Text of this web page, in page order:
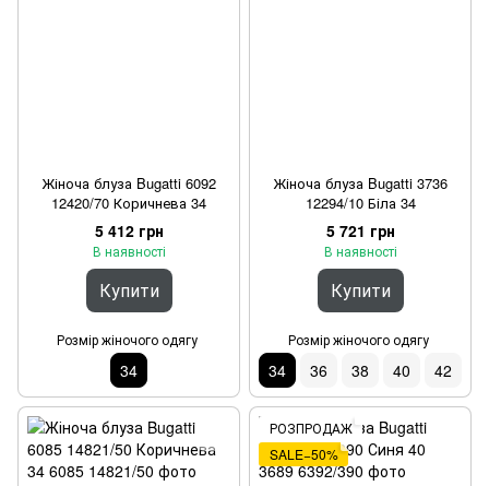
Жіноча блуза Bugatti 6092
12420/70 Коричнева 34
5 412 грн
В наявності
Купити
Розмір жіночого одягу
34
Жіноча блуза Bugatti 3736
12294/10 Біла 34
5 721 грн
В наявності
Купити
Розмір жіночого одягу
34 36 38 40 42
РОЗПРОДАЖ
SALE−50%